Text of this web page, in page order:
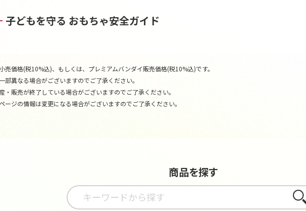
子どもを守る おもちゃ安全ガイド
価格(税10%込)、もしくは、プレミアムバンダイ販売価格(税10%込)です。
異なる場合がございますのでご了承ください。
販売が終了している場合がございますのでご了承ください。
ジの情報は変更になる場合がございますのでご了承ください。
商品を探す
さが